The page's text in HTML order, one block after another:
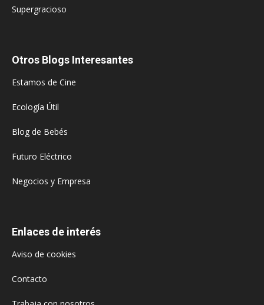
Supergracioso
Otros Blogs Interesantes
Estamos de Cine
Ecología Útil
Blog de Bebés
Futuro Eléctrico
Negocios y Empresa
Enlaces de interés
Aviso de cookies
Contacto